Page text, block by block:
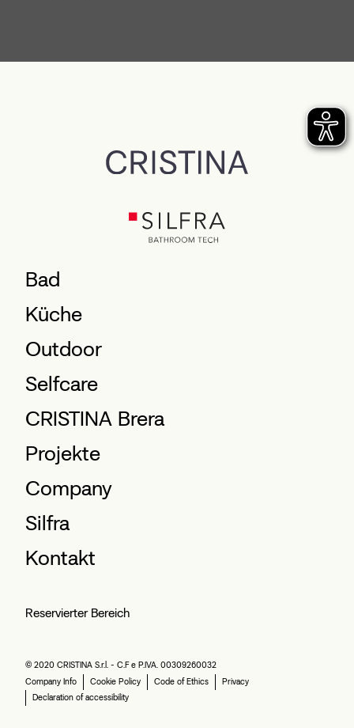
Bad
Küche
Outdoor
Selfcare
CRISTINA Brera
Projekte
Company
Silfra
Kontakt
Reservierter Bereich
© 2020 CRISTINA S.r.l. - C.F e P.IVA. 00309260032
Company Info
Cookie Policy Code of Ethics
Privacy
Declaration of accessibility